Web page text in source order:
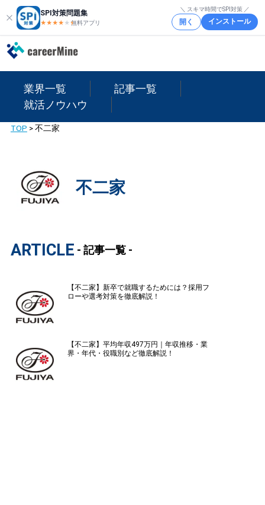
SPI対策問題集
★★★★ ★★
無料アプリ
＼ スキマ時間でSPI対策 ／
開く インストール
業界一覧
記事一覧
就活ノウハウ
TOP >不二家
不二家
ARTICLE - 記事一覧 -
【不二家】新卒で就職するためには？採用フ
ローや選考対策を徹底解説！
【不二家】平均年収497万円｜年収推移・業
界・年代・役職別など徹底解説！